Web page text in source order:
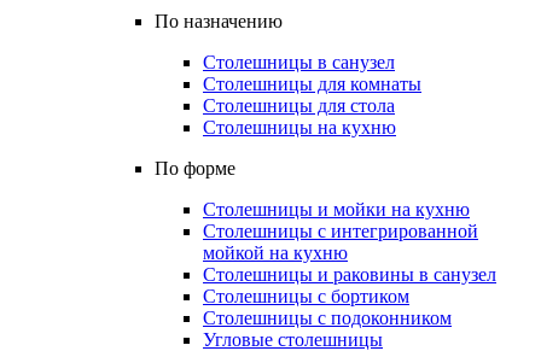
По назначению
Столешницы в санузел
Столешницы для комнаты
Столешницы для стола
Столешницы на кухню
По форме
Столешницы и мойки на кухню
Столешницы с интегрированной
мойкой на кухню
Столешницы и раковины в санузел
Столешницы с бортиком
Столешницы с подоконником
Угловые столешницы